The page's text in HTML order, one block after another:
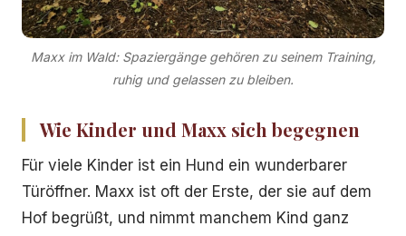
Maxx im Wald: Spaziergänge gehören zu seinem Training,
ruhig und gelassen zu bleiben.
Wie Kinder und Maxx sich begegnen
Für viele Kinder ist ein Hund ein wunderbarer
Türöffner. Maxx ist oft der Erste, der sie auf dem
Hof begrüßt, und nimmt manchem Kind ganz